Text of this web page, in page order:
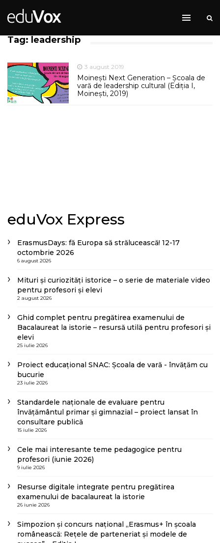
Tag: leadership
3 august 2019
Moinești Next Generation – Școala de
vară de leadership cultural (Ediția I,
Moinești, 2019)
eduVox Express
ErasmusDays: fă Europa să strălucească! 12-17
octombrie 2026
6 august 2026
Mituri și curiozități istorice – o serie de materiale video
pentru profesori și elevi
2 august 2026
Ghid complet pentru pregătirea examenului de
Bacalaureat la istorie – resursă utilă pentru profesori și
elevi
25 iulie 2026
Proiect educațional SNAC: Școala de vară - învățăm cu
bucurie
23 iulie 2026
Standardele naționale de evaluare pentru
învățământul primar și gimnazial – proiect lansat în
consultare publică
15 iulie 2026
Cele mai interesante teme pedagogice pentru
profesori (iunie 2026)
9 iulie 2026
Resurse digitale integrate pentru pregătirea
examenului de bacalaureat la istorie
26 iunie 2026
Simpozion și concurs național „Erasmus+ în școala
românească: Rețele de parteneriat și modele de